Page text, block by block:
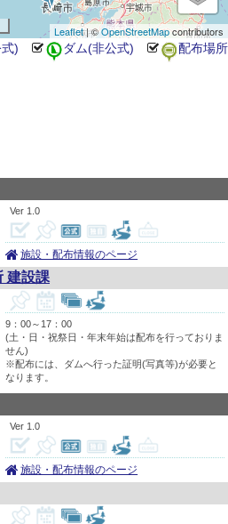
Leaflet| ©OpenStreetMapcontributors
1.0
施設・配布情報のページ
建設課
9：00～17：00
(土・日・祝祭日・年末年始は配布を行っておりま
せん)
※配布には、ダムへ行った証明(写真等)が必要と
なります。
1.0
施設・配布情報のページ